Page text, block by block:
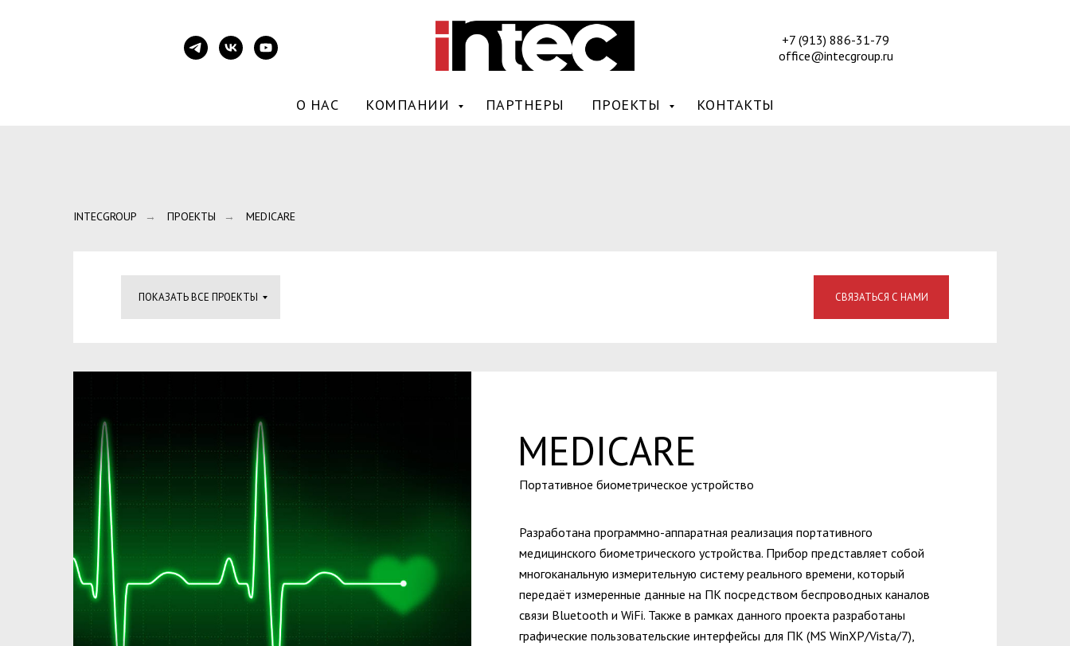
+7 (913) 886-31-79
office@intecgroup.ru
О НАС КОМПАНИИ ПАРТНЕРЫ ПРОЕКТЫ КОНТАКТЫ
INTECGROUP → ПРОЕКТЫ → MEDICARE
ПОКАЗАТЬ ВСЕ ПРОЕКТЫ СВЯЗАТЬСЯ С НАМИ
MEDICARE
Разработана программно-аппаратная реализация портативного
медицинского биометрического устройства. Прибор представляет собой
многоканальную измерительную систему реального времени, который
передаёт измеренные данные на ПК посредством беспроводных каналов
связи Bluetooth и WiFi. Также в рамках данного проекта разработаны
графические пользовательские интерфейсы для ПК (MS WinXP/Vista/7),
Портативное биометрическое устройство